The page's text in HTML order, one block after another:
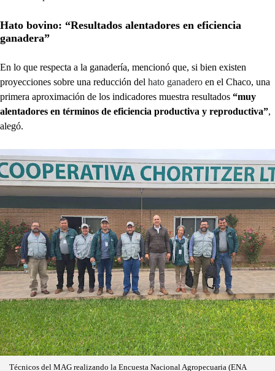
Hato bovino: “Resultados alentadores en eficiencia
ganadera”
En lo que respecta a la ganadería, mencionó que, si bien existen
proyecciones sobre una reducción del hato ganadero en el Chaco, una
primera aproximación de los indicadores muestra resultados “muy
alentadores en términos de eficiencia productiva y reproductiva”,
alegó.
Técnicos del MAG realizando la Encuesta Nacional Agropecuaria (ENA